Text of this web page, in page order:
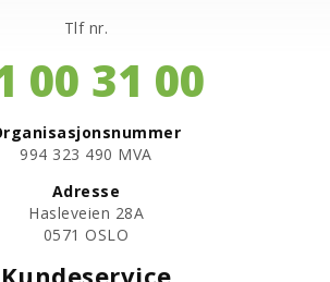
Tlf nr.
00 31 00
​994 323 490 MVA
Adresse
Hasleveien 28A
0571 OSLO